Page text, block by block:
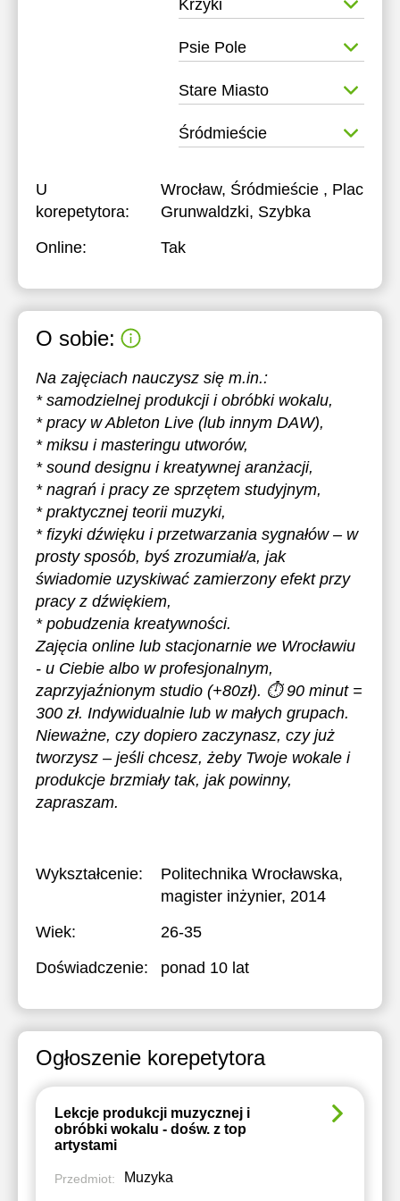
Krzyki
Psie Pole
Stare Miasto
Śródmieście
U
korepetytora:
Wrocław, Śródmieście , Plac
Grunwaldzki, Szybka
Online:
Tak
O sobie:
Na zajęciach nauczysz się m.in.:
* samodzielnej produkcji i obróbki wokalu,
* pracy w Ableton Live (lub innym DAW),
* miksu i masteringu utworów,
* sound designu i kreatywnej aranżacji,
* nagrań i pracy ze sprzętem studyjnym,
* praktycznej teorii muzyki,
* fizyki dźwięku i przetwarzania sygnałów – w
prosty sposób, byś zrozumiał/a, jak
świadomie uzyskiwać zamierzony efekt przy
pracy z dźwiękiem,
* pobudzenia kreatywności.
Zajęcia online lub stacjonarnie we Wrocławiu
- u Ciebie albo w profesjonalnym,
zaprzyjaźnionym studio (+80zł). ⏱ 90 minut =
300 zł. Indywidualnie lub w małych grupach.
Nieważne, czy dopiero zaczynasz, czy już
tworzysz – jeśli chcesz, żeby Twoje wokale i
produkcje brzmiały tak, jak powinny,
zapraszam.
Wykształcenie: Politechnika Wrocławska,
magister inżynier, 2014
Wiek:
26-35
Doświadczenie:
ponad 10 lat
Ogłoszenie korepetytora
Lekcje produkcji muzycznej i
obróbki wokalu - dośw. z top
artystami
Przedmiot: Muzyka